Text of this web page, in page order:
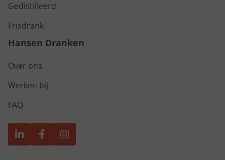
Gedistilleerd
Frisdrank
Hansen Dranken
Over ons
Werken bij
FAQ